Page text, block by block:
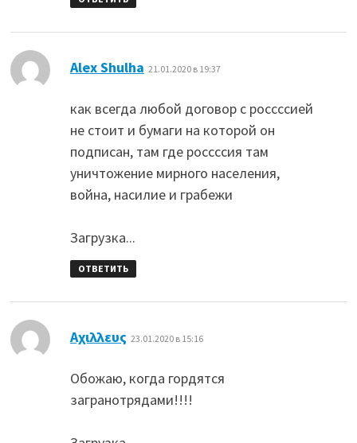
Alex Shulha 21.01.2020 в 19:37
как всегда любой договор с россссией
не стоит и бумаги на которой он
подписан, там где россссия там
уничтожение мирного населения,
война, насилие и грабежи
Загрузка...
ОТВЕТИТЬ
Aχιλλευς 23.01.2020 в 15:16
Обожаю, когда гордятся
загранотрядами!!!!